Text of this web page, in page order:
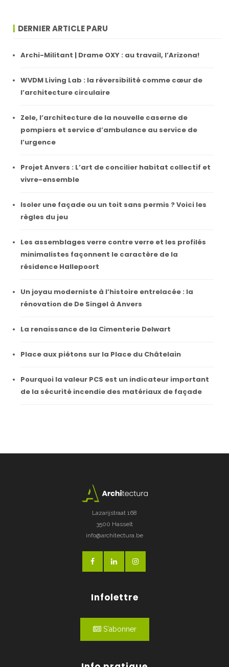
DERNIER ARTICLE PARU
Archi-Militant | Drame OXY : au travail, l’Arizona!
WVDM Living Lab : la réversibilité comme cœur de
l’architecture circulaire
Zele, l’architecture de la nouvelle caserne de
pompiers et service d’ambulance au service de
l’urgence
Projet Anvers : L’art de concilier habitat collectif et
vivre-ensemble
Isoler une façade ou un toit sans permis ? Voici les
règles du jeu
Les assemblages verre contre verre et les profilés
minimalistes façonnent le caractère de la
résidence Hallepoort
Un joyau moderniste à l’histoire entrelacée : la
rénovation de De Singel à Anvers
La renaissance de la Cimenterie Delwart
Place aux piétons sur la Place du Châtelain
Pourquoi la valeur PCS est un indicateur important
de la sécurité incendie des matériaux de façade
Lazarijstraat 168
3500 Hasselt
info@architectura.be
Infolettre
S'abonner